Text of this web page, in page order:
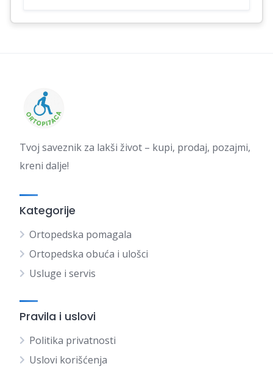
Tvoj saveznik za lakši život – kupi, prodaj, pozajmi,
kreni dalje!
Kategorije
Ortopedska pomagala
Ortopedska obuća i ulošci
Usluge i servis
Pravila i uslovi
Politika privatnosti
Uslovi korišćenja